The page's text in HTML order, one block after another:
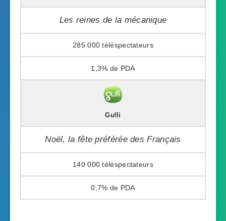
Les reines de la mécanique
285 000
1,3%
Gulli
Noël, la fête préférée des Français
140 000
0,7%